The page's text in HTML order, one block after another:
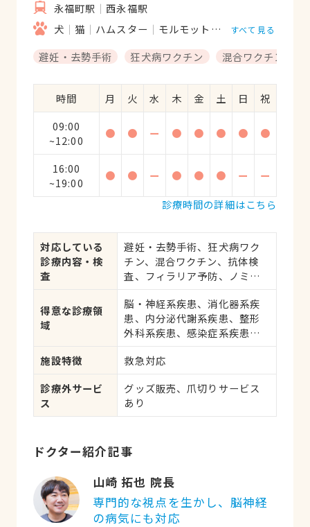
永福町駅
西永福駅
犬
猫 ハムスター モルモット フェレット
すべて見る
避妊・去勢手術 狂犬病ワクチン 混合ワクチン
時間 月 火 水 木 金 土 日
祝
09:00
~12:00
● ● ー ● ● ● ● ●
16:00
~19:00
● ● ー ● ● ● ー
ー
診療時間の詳細はこちら
対応している
診療内容・検
査
避妊・去勢手術、狂犬病ワク
チン、混合ワクチン、抗体検
査、フィラリア予防、ノミ・
応、健康診断、各種検査、外
科手術
得意な診療領
域
脳・神経系疾患、消化器系疾
患、内分泌代謝系疾患、整形
外科系疾患、感染症系疾患、
疾患、肝・胆・すい臓系疾
疾患、寄生虫、心の病気、皮
膚系疾患、呼吸器系疾患、
ん、アレルギー、歯と口腔系
施設特徴
救急対応
診療外サービ
ス
グッズ販売、爪切りサービス
あり
ドクター紹介記事
山崎 拓也 院長
専門的な視点を生かし、脳神経
の病気にも対応